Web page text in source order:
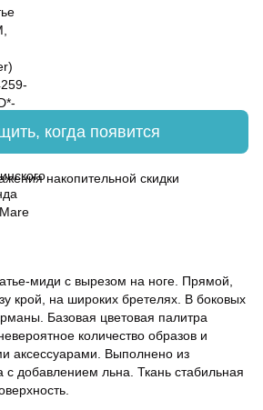
когда появится
накопительной скидки
миди с вырезом на ноге. Прямой,
крой, на широких бретелях. В боковых
Базовая цветовая палитра
количество образов и
аксессуарами. Выполнено из
с добавлением льна. Ткань стабильная